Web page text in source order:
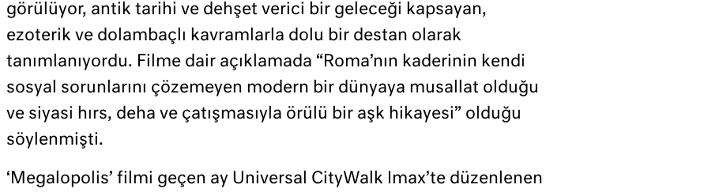
görülüyor, antik tarihi ve dehşet verici bir geleceği kapsayan,
ezoterik ve dolambaçlı kavramlarla dolu bir destan olarak
tanımlanıyordu. Filme dair açıklamada “Roma’nın kaderinin kendi
sosyal sorunlarını çözemeyen modern bir dünyaya musallat olduğu
ve siyasi hırs, deha ve çatışmasıyla örülü bir aşk hikayesi” olduğu
söylenmişti.
‘Megalopolis’ filmi geçen ay Universal CityWalk Imax’te düzenlenen